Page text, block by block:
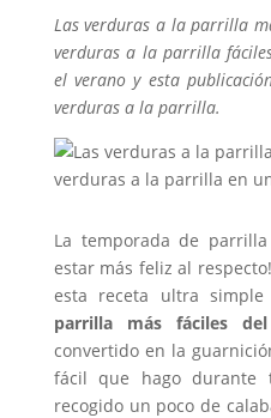
Las verduras a la parrilla
verduras a la parrilla
el verano y esta
verduras a la parrilla.
La temporada de
estar más feliz al
esta receta ultra simple
parrilla más fáciles
convertido en la
fácil que hago durante
recogido un poco de